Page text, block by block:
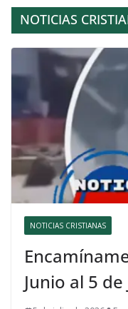
NOTICIAS
NOTICIAS CRISTIANAS
Junio al 5